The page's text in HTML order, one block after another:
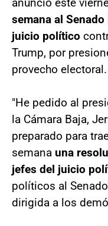
semana al
juicio político
Trump, por
provecho electoral.
"He pedido al
la Cámara Baja,
preparado para
semana una
jefes del juicio
políticos al
dirigida a los